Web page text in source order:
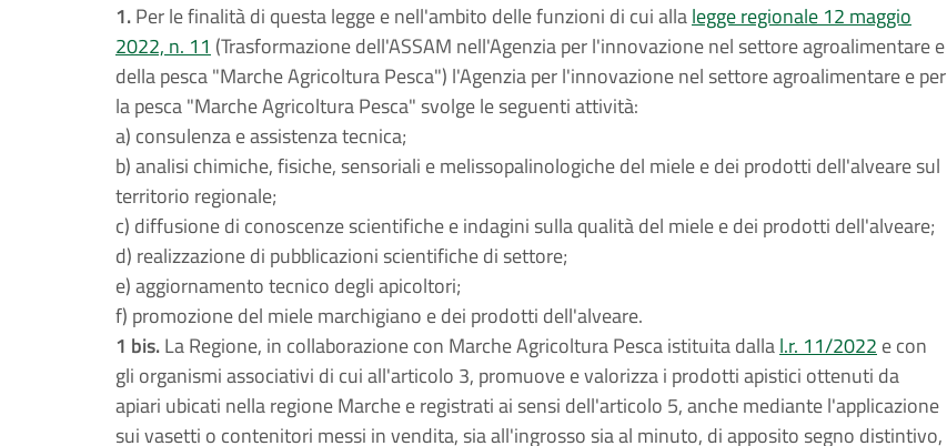
1.Per le finalità di questa legge e nell'ambito delle funzioni di cui allalegge regionale 12 maggio
2022, n. 11 (Trasformazione dell'ASSAM nell'Agenzia per l'innovazione nel settore agroalimentare e
della pesca "Marche Agricoltura Pesca") l'Agenzia per l'innovazione nel settore agroalimentare e per
la pesca "Marche Agricoltura Pesca" svolge le seguenti attività:
a) consulenza e assistenza tecnica;
b) analisi chimiche, fisiche, sensoriali e melissopalinologiche del miele e dei prodotti dell'alveare sul
territorio regionale;
c) diffusione di conoscenze scientifiche e indagini sulla qualità del miele e dei prodotti dell'alveare;
d) realizzazione di pubblicazioni scientifiche di settore;
e) aggiornamento tecnico degli apicoltori;
f) promozione del miele marchigiano e dei prodotti dell'alveare.
1 bis.La Regione, in collaborazione con Marche Agricoltura Pesca istituita dallal.r. 11/2022 e con
gli organismi associativi di cui all'articolo 3, promuove e valorizza i prodotti apistici ottenuti da
apiari ubicati nella regione Marche e registrati ai sensi dell'articolo 5, anche mediante l'applicazione
sui vasetti o contenitori messi in vendita, sia all'ingrosso sia al minuto, di apposito segno distintivo,